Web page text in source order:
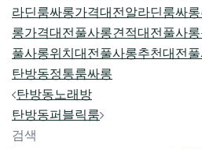
라딘룸싸롱가격대전알라딘룸싸롱
롱가격대전풀사롱견적대전풀사롱
풀사롱위치 대전풀사롱추천대전
탄방동정통룸싸롱
Post
navigation
탄방동노래방
탄방동퍼블릭룸
검색